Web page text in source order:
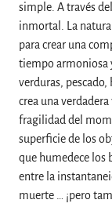
simple. A través
inmortal. La
para crear una
tiempo armoniosa
verduras,
crea una
fragilidad del
superficie de los
que humedece los
entre la
muerte … ¡pero